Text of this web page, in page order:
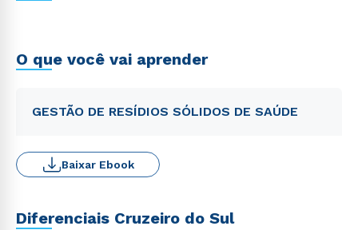
O que você vai aprender
GESTÃO DE RESÍDIOS SÓLIDOS DE SAÚDE
Baixar Ebook
Diferenciais Cruzeiro do Sul